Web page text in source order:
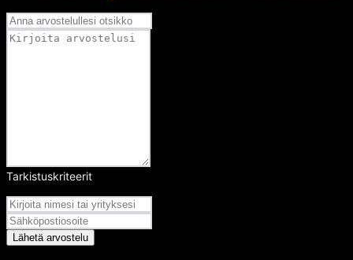
Tarkistuskriteerit
Lähetä arvostelu